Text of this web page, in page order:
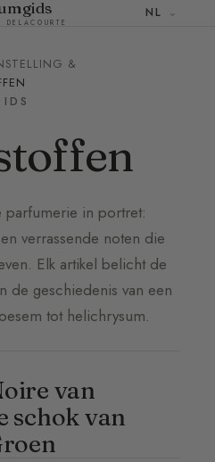
DELACOURTE
NL
&
parfumerie in portret:
verrassende noten die
Elk artikel belicht de
de geschiedenis van een
tot helichrysum.
van
schok van